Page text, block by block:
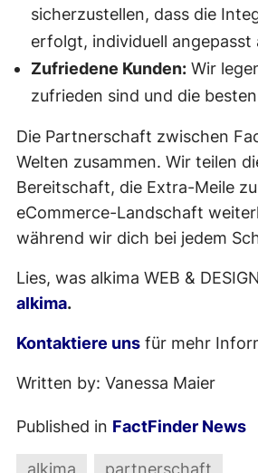
sicherzustellen, dass die
erfolgt, individuell angepasst
Zufriedene Kunden:Wir
zufrieden sind und die
Die Partnerschaft zwischen
Welten zusammen. Wir teilen
Bereitschaft, die Extra-Meile
eCommerce-Landschaft
während wir dich bei jedem
Lies, was alkima WEB &
alkima.
Kontaktiere uns für mehr
Written by: Vanessa Maier
Published in FactFinder News
alkima partnerschaft